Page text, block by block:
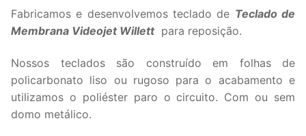
Fabricamos e desenvolvemos teclado de Teclado de
Membrana Videojet Willettpara reposição.
Nossos teclados são construído em folhas de
policarbonato liso ou rugoso para o acabamento e
utilizamos o poliéster paro o circuito. Com ou sem
domo metálico.